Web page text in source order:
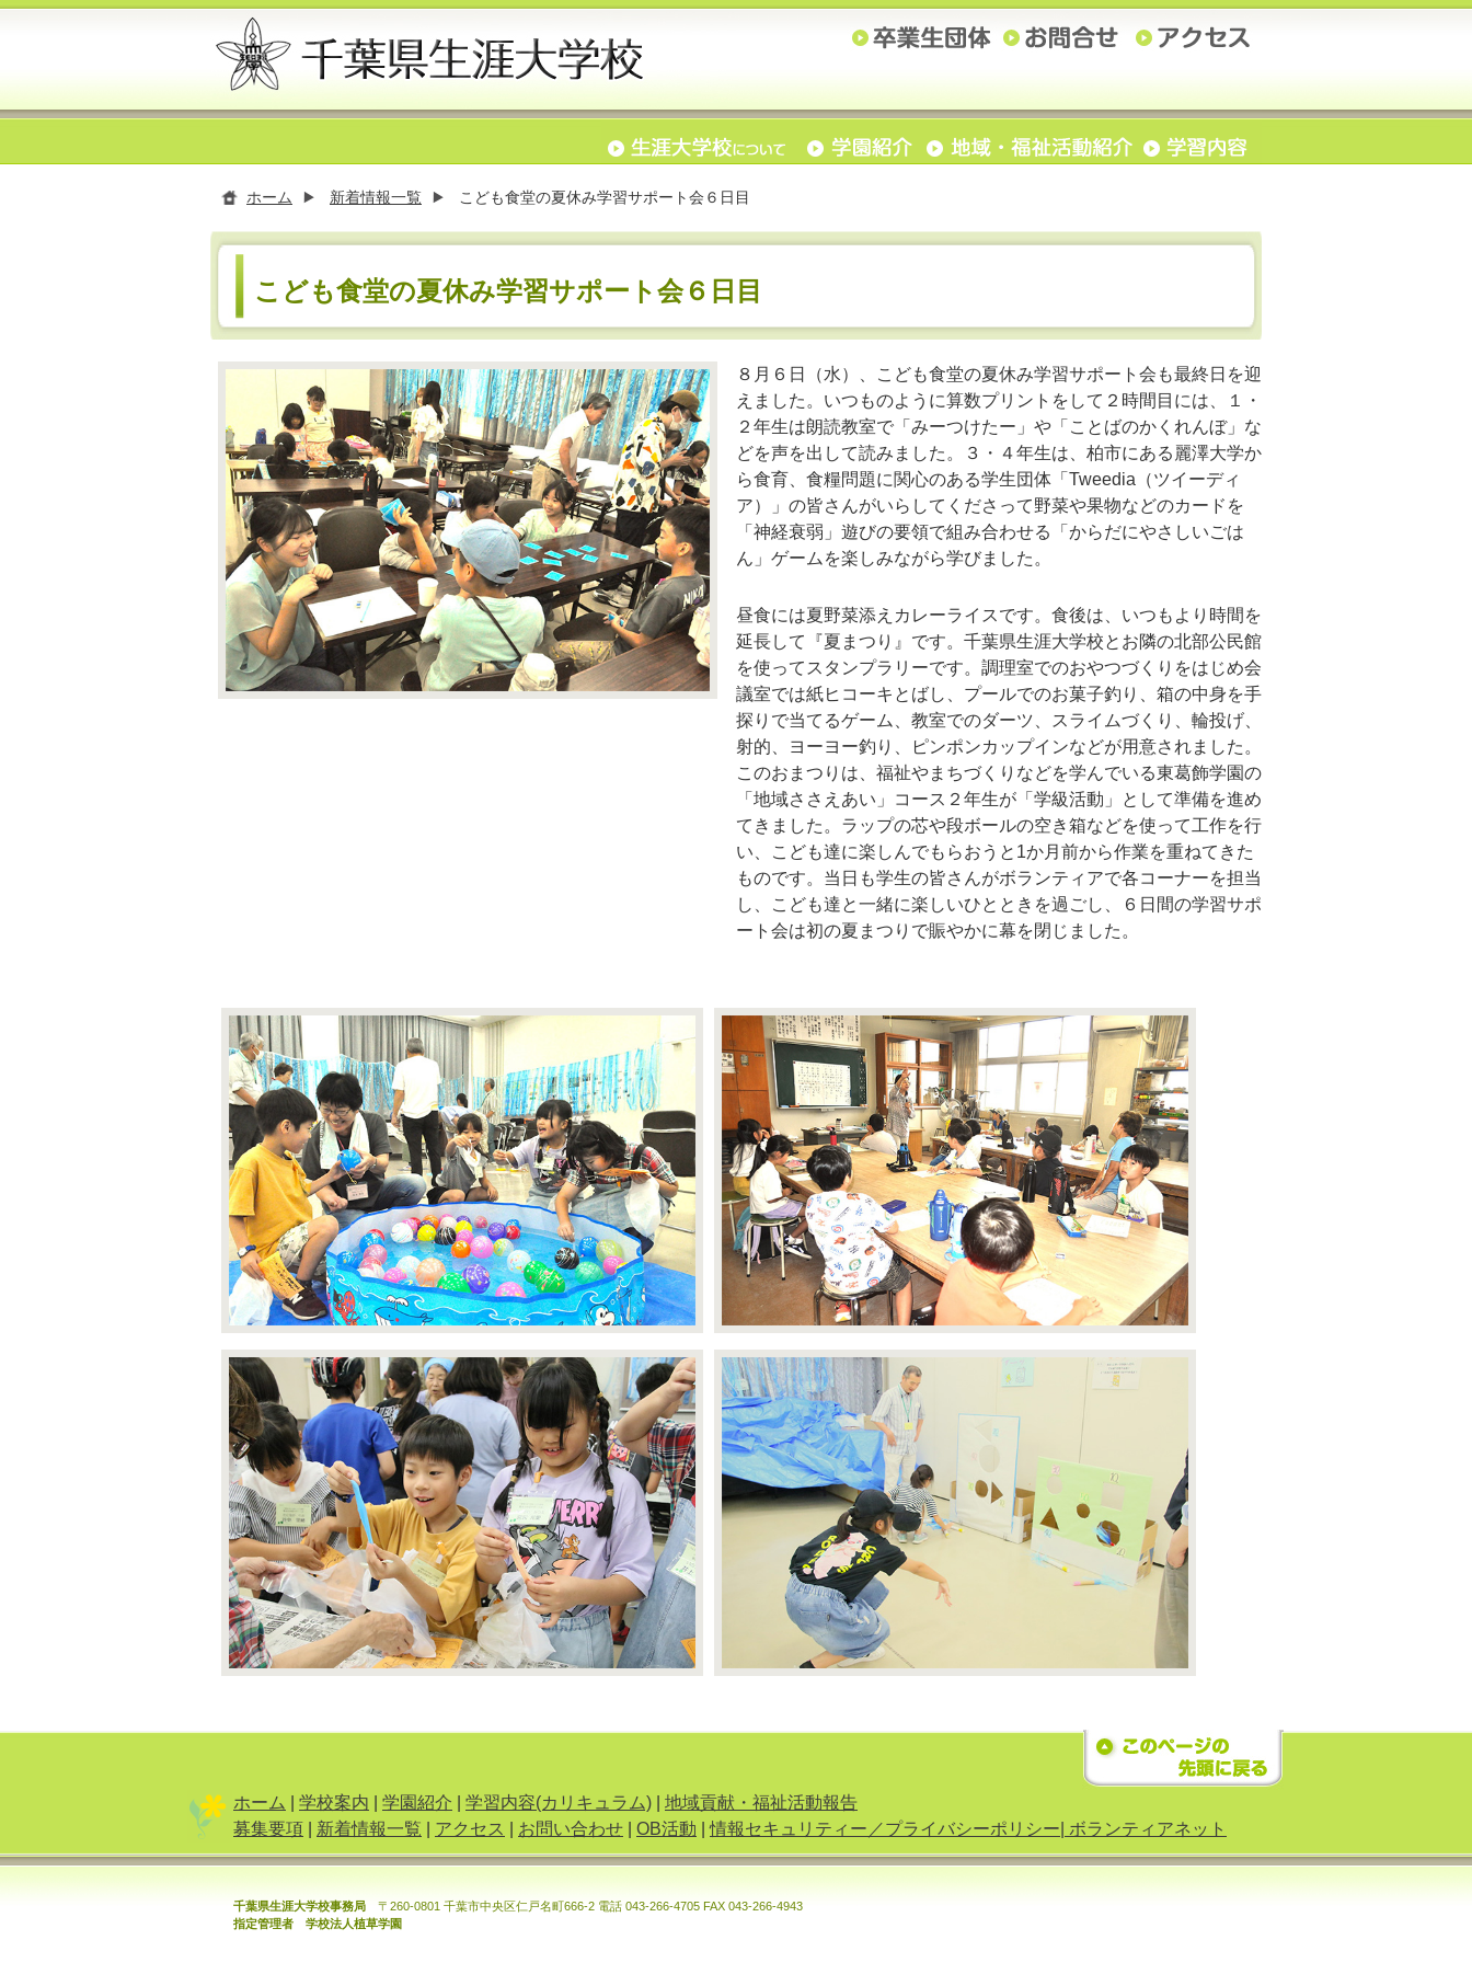
ホーム 新着情報一覧 こども食堂の夏休み学習サポート会６日目
こども食堂の夏休み学習サポート会６日目
８月６日（水）、こども食堂の夏休み学習サポート会も最終日を迎
えました。いつものように算数プリントをして２時間目には、１・
２年生は朗読教室で「みーつけたー」や「ことばのかくれんぼ」な
どを声を出して読みました。３・４年生は、柏市にある麗澤大学か
ら食育、食糧問題に関心のある学生団体「Tweedia（ツイーディ
ア）」の皆さんがいらしてくださって野菜や果物などのカードを
「神経衰弱」遊びの要領で組み合わせる「からだにやさしいごは
ん」ゲームを楽しみながら学びました。
昼食には夏野菜添えカレーライスです。食後は、いつもより時間を
延長して『夏まつり』です。千葉県生涯大学校とお隣の北部公民館
を使ってスタンプラリーです。調理室でのおやつづくりをはじめ会
議室では紙ヒコーキとばし、プールでのお菓子釣り、箱の中身を手
探りで当てるゲーム、教室でのダーツ、スライムづくり、輪投げ、
射的、ヨーヨー釣り、ピンポンカップインなどが用意されました。
このおまつりは、福祉やまちづくりなどを学んでいる東葛飾学園の
「地域ささえあい」コース２年生が「学級活動」として準備を進め
てきました。ラップの芯や段ボールの空き箱などを使って工作を行
い、こども達に楽しんでもらおうと1か月前から作業を重ねてきた
ものです。当日も学生の皆さんがボランティアで各コーナーを担当
し、こども達と一緒に楽しいひとときを過ごし、６日間の学習サポ
ート会は初の夏まつりで賑やかに幕を閉じました。
ホーム 学校案内 学園紹介 学習内容(カリキュラム)
地域貢献・福祉活動報告
募集要項
新着情報一覧 アクセス お問い合わせ OB活動 |情報セキュリティー／プライバシーポリシー| ボランティアネット
千葉県生涯大学校事務局 〒260-0801 千葉市中央区仁戸名町666-2 電話 043-266-4705 FAX 043-266-4943
指定管理者 学校法人植草学園